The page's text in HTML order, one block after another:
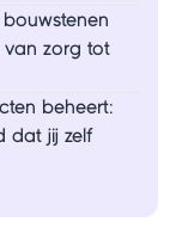
van zorg tot
beheert:
dat jij zelf